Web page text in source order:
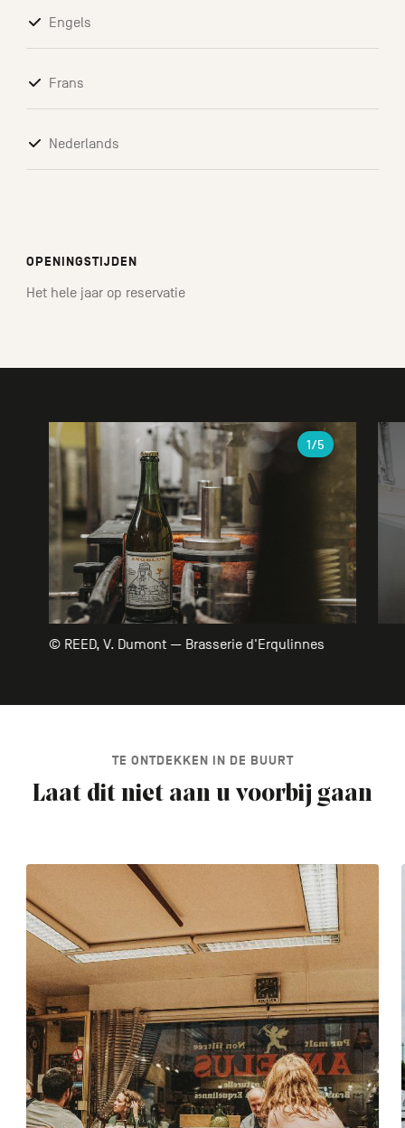
Engels
Frans
Nederlands
OPENINGSTIJDEN
Het hele jaar op reservatie
Galerie
© REED, V. Dumont — Brasserie d'Erqulinnes
1/5
TE ONTDEKKEN IN DE BUURT
Laat dit niet aan u voorbij gaan